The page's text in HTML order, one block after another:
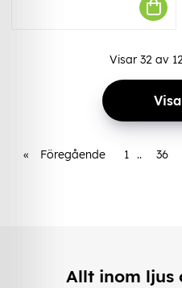
Visar 32av
« Föregående 1 .. 36
Allt inom ljus